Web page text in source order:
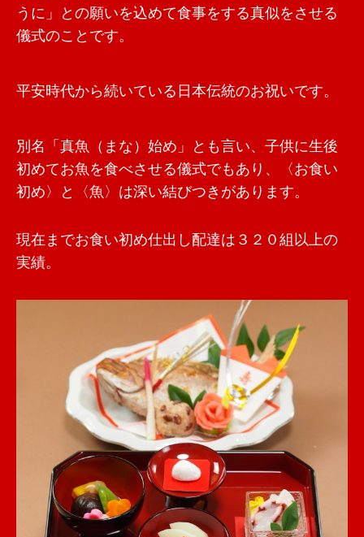
うに」との願いを込めて食事をする真似をさせる
儀式のことです。
平安時代から続いている日本伝統のお祝いです。
別名「真魚（まな）始め」とも言い、子供に生後
初めてお魚を食べさせる儀式でもあり、〈お食い
初め〉と〈魚〉は深い結びつきがあります。
現在までお食い初め仕出し配達は３２０組以上の
実績。